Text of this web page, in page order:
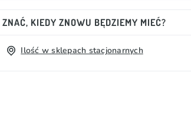
KIEDY ZNOWU BĘDZIEMY MIEĆ?
Ilość w sklepach stacjonarnych